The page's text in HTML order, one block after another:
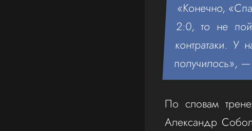
«Конечно,
2:0, то не
контратаки. У
получилось»,
По словам
Александр